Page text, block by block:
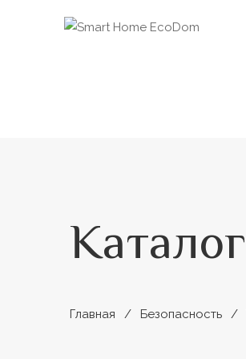
Каталог
Главная Безопасность